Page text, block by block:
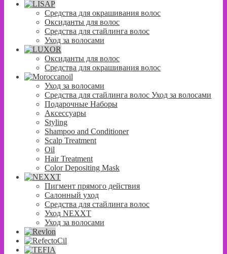
Средства для окрашивания волос
Оксиданты для волос
Средства для стайлинга волос
Уход за волосами
Оксиданты для волос
Средства для окрашивания волос
Уход за волосами
Средства для стайлинга волос Уход за волосами
Подарочные Наборы
Аксессуары
Styling
Shampoo and Conditioner
Scalp Treatment
Oil
Hair Treatment
Color Depositing Mask
Пигмент прямого действия
Салонный уход
Средства для стайлинга волос
Уход NEXXT
Уход за волосами